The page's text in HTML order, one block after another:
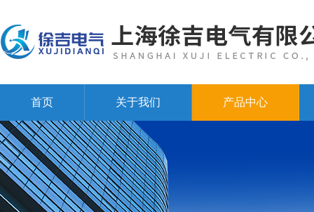
首页 关于我们 产品中心